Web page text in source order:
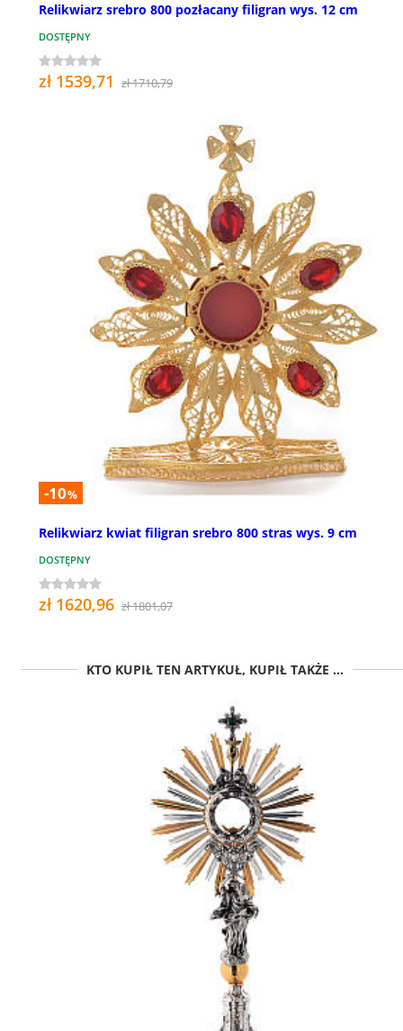
Relikwiarz srebro 800 pozłacany filigran wys. 12 cm
DOSTĘPNY
zł 1539,71 zł 1710,79
-10%
Relikwiarz kwiat filigran srebro 800 stras wys. 9 cm
DOSTĘPNY
zł 1620,96 zł 1801,07
KTO KUPIŁ TEN ARTYKUŁ, KUPIŁ TAKŻE ...